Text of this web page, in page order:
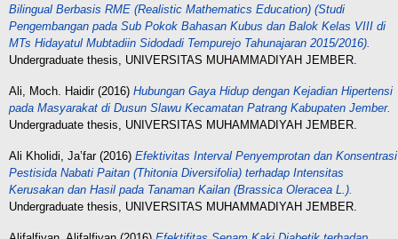
Bilingual Berbasis RME (Realistic Mathematics Education) (Studi
Pengembangan pada Sub Pokok Bahasan Kubus dan Balok Kelas VIII di
MTs Hidayatul Mubtadiin Sidodadi Tempurejo Tahunajaran 2015/2016).
Undergraduate thesis, UNIVERSITAS MUHAMMADIYAH JEMBER.
Ali, Moch. Haidir(2016) Hubungan Gaya Hidup dengan Kejadian Hipertensi
pada Masyarakat di Dusun Slawu Kecamatan Patrang Kabupaten Jember.
Undergraduate thesis, UNIVERSITAS MUHAMMADIYAH JEMBER.
Ali Kholidi, Ja’far(2016) Efektivitas Interval Penyemprotan dan Konsentrasi
Pestisida Nabati Paitan (Thitonia Diversifolia) terhadap Intensitas
Kerusakan dan Hasil pada Tanaman Kailan (Brassica Oleracea L.).
Undergraduate thesis, UNIVERSITAS MUHAMMADIYAH JEMBER.